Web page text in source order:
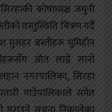
कोषाध्यक्ष जमुनी
वस्तुस्थिति चित्रण गर्दै
मुसहर बस्तीहरू भूमिहीन
ओत लाग्ने सानो
नगरपालिका, सिरहा
गाउँपालिकाले समेत